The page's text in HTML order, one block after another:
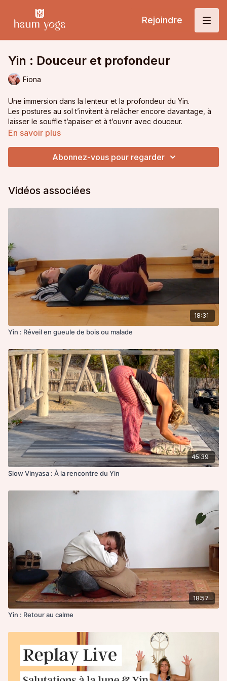
Rejoindre
Yin : Douceur et profondeur
Fiona
Une immersion dans la lenteur et la profondeur du Yin.
Les postures au sol t’invitent à relâcher encore davantage, à
laisser le souffle t’apaiser et à t’ouvrir avec douceur.
En savoir plus
Abonnez-vous pour regarder
Vidéos associées
18:31
Yin : Réveil en gueule de bois ou malade
45:39
Slow Vinyasa : À la rencontre du Yin
18:57
Yin : Retour au calme